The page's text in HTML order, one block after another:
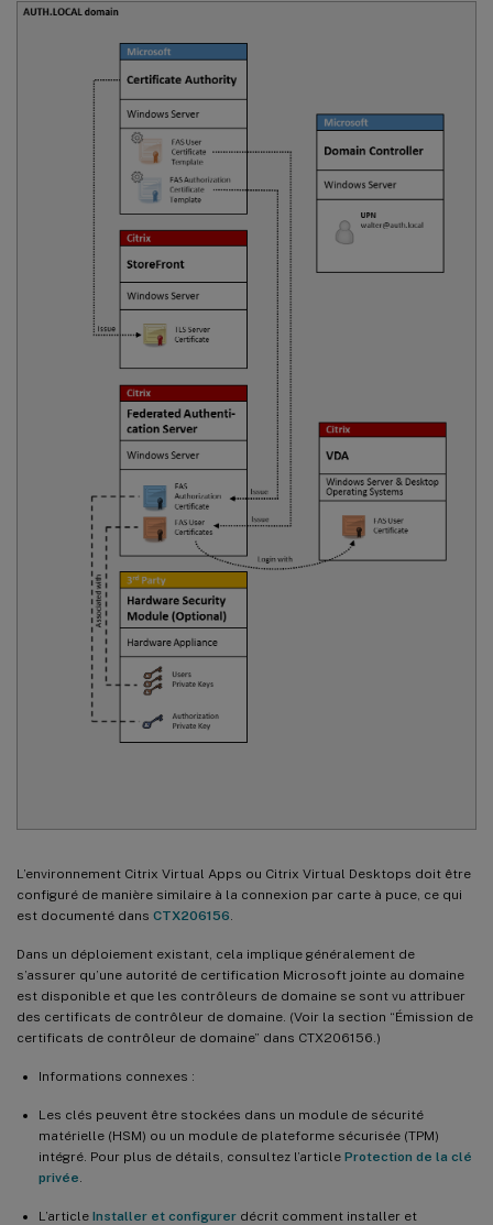
L’environnement Citrix Virtual Apps ou Citrix Virtual Desktops doit être
configuré de manière similaire à la connexion par carte à puce, ce qui
est documenté dans CTX206156.
Dans un déploiement existant, cela implique généralement de
s’assurer qu’une autorité de certification Microsoft jointe au domaine
est disponible et que les contrôleurs de domaine se sont vu attribuer
des certificats de contrôleur de domaine. (Voir la section “Émission de
certificats de contrôleur de domaine” dans CTX206156.)
Informations connexes :
Les clés peuvent être stockées dans un module de sécurité
matérielle (HSM) ou un module de plateforme sécurisée (TPM)
intégré. Pour plus de détails, consultez l’article Protection de la clé
privée.
L’article Installer et configurer décrit comment installer et